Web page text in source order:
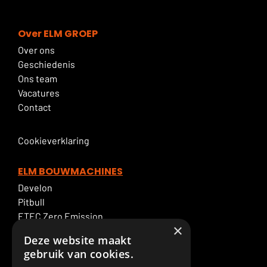
Over ELM GROEP
Over ons
Geschiedenis
Ons team
Vacatures
Contact
Cookieverklaring
ELM BOUWMACHINES
Develon
Pitbull
ETEC Zero Emission
ELM Service
×
Deze website maakt
gebruik van cookies.